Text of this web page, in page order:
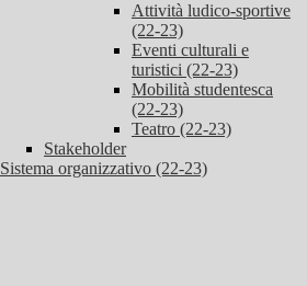
Attività ludico-sportive
(22-23)
Eventi culturali e
turistici (22-23)
Mobilità studentesca
(22-23)
Teatro (22-23)
Stakeholder
Sistema organizzativo (22-23)